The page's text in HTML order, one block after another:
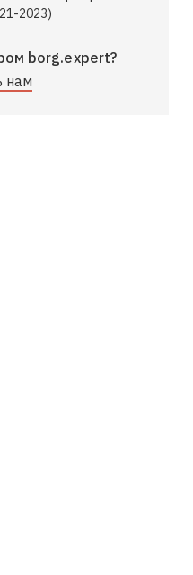
2023)
borg.expert?
нам